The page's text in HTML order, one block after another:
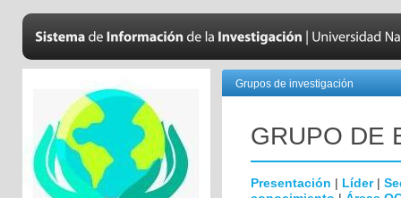
Grupos de investigación
GRUPO DE
Presentación | Líder|